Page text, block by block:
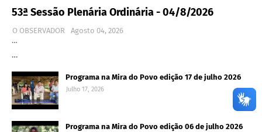
53ª Sessão Plenária Ordinária - 04/8/2026
O OBSERVADOR
Agosto 04, 2026
…
…
Programa na Mira do Povo edição 17 de julho 2026
Julho 17, 2026
Programa na Mira do Povo edição 06 de julho 2026